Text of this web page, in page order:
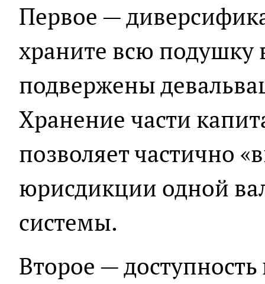
Первое —
храните всю подушку
подвержены
Хранение части
позволяет частично
юрисдикции одной
системы.
Второе —